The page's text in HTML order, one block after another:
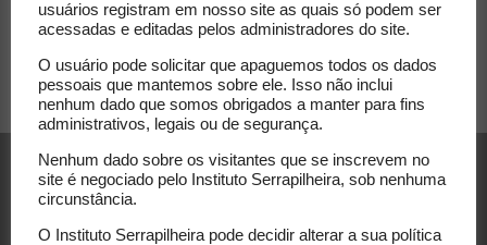
usuários registram em nosso site as quais só podem ser
acessadas e editadas pelos administradores do site.
O usuário pode solicitar que apaguemos todos os dados
pessoais que mantemos sobre ele. Isso não inclui
nenhum dado que somos obrigados a manter para fins
administrativos, legais ou de segurança.
Nenhum dado sobre os visitantes que se inscrevem no
site é negociado pelo Instituto Serrapilheira, sob nenhuma
circunstância.
O Instituto Serrapilheira pode decidir alterar a sua política